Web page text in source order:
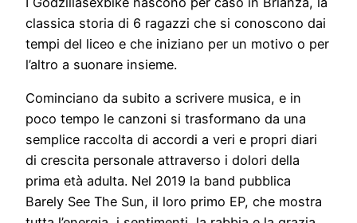
classica storia di 6 ragazzi che si conoscono dai
tempi del liceo e che iniziano per un motivo o per
l’altro a suonare insieme.
Cominciano da subito a scrivere musica, e in
poco tempo le canzoni si trasformano da una
semplice raccolta di accordi a veri e propri diari
di crescita personale attraverso i dolori della
prima età adulta. Nel 2019 la band pubblica
Barely See The Sun, il loro primo EP, che mostra